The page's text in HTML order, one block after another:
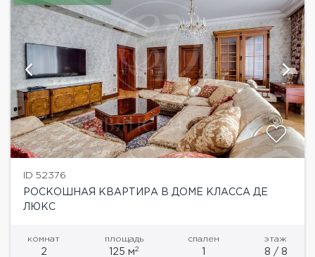
ID 52376
РОСКОШНАЯ КВАРТИРА В ДОМЕ КЛАССА ДЕ
ЛЮКС
комнат
2
площадь
125 м2
спален
1
этаж
8 / 8